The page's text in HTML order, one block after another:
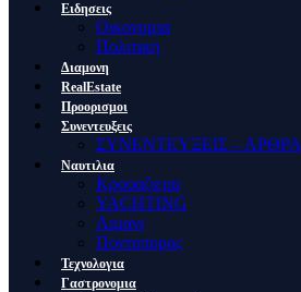
Ειδησεις
Οικονομια
Πολιτικη
Διαμονη
RealEstate
Προορισμοι
Συνεντευξεις
ΣΥΝΕΝΤΕΥΞΕΙΣ – ΑΡΘΡΑ
Ναυτιλια
Κρουαζιερα
YACHTING
Λιμανι
Ποντοπορος
Τεχνολογια
Γαστρονομια